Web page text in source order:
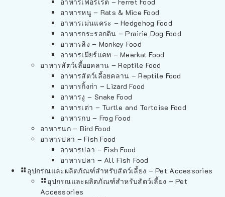
อาหารหนู – Rats & Mice Food
อาหารเม่นแคระ – Hedgehog Food
อาหารกระรอกดิน – Prairie Dog Food
อาหารลิง – Monkey Food
อาหารเมียร์แคท – Meerkat Food
อาหารสัตว์เลี้อยคลาน – Reptile Food
อาหารสัตว์เลี้อยคลาน – Reptile Food
อาหารกิ้งก่า – Lizard Food
อาหารงู – Snake Food
อาหารเต่า – Turtle and Tortoise Food
อาหารกบ – Frog Food
อาหารนก – Bird Food
อาหารปลา – Fish Food
อาหารปลา – Fish Food
อาหารปลา – All Fish Food
อุปกรณและผลิตภัณฑ์สำหรับสัตว์เลี้ยง – Pet Accessories
อุปกรณและผลิตภัณฑ์สำหรับสัตว์เลี้ยง – Pet
Accessories